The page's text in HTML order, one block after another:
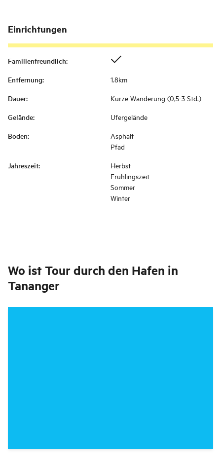
Einrichtungen
Familienfreundlich:
Entfernung: 1.8km
Dauer: Kurze Wanderung (0,5-3 Std.)
Gelände: Ufergelände
Boden:
Asphalt
Pfad
Jahreszeit:
Herbst
Frühlingszeit
Sommer
Winter
Wo ist Tour durch den Hafen in
Tananger